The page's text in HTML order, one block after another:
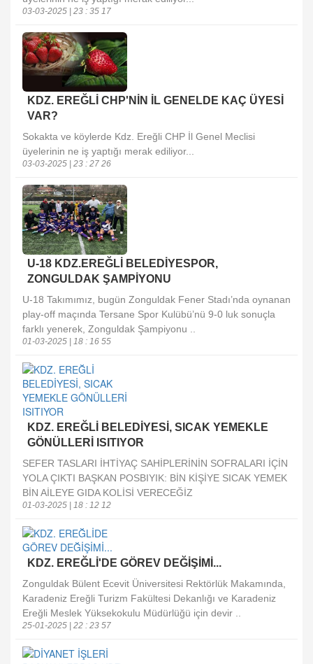
03-03-2025 | 23 : 35 17
KDZ. EREĞLİ CHP'NİN İL GENELDE KAÇ ÜYESİ
VAR?
Sokakta ve köylerde Kdz. Ereğli CHP İl Genel Meclisi
üyelerinin ne iş yaptığı merak ediliyor...
03-03-2025 | 23 : 27 26
U-18 KDZ.EREĞLİ BELEDİYESPOR,
ZONGULDAK ŞAMPİYONU
U-18 Takımımız, bugün Zonguldak Fener Stadı’nda oynanan
play-off maçında Tersane Spor Kulübü’nü 9-0 luk sonuçla
farklı yenerek, Zonguldak Şampiyonu ..
01-03-2025 | 18 : 16 55
KDZ. EREĞLİ BELEDİYESİ, SICAK YEMEKLE
GÖNÜLLERİ ISITIYOR
SEFER TASLARI İHTİYAÇ SAHİPLERİNİN SOFRALARI İÇİN
YOLA ÇIKTI BAŞKAN POSBIYIK: BİN KİŞİYE SICAK YEMEK
BİN AİLEYE GIDA KOLİSİ VERECEĞİZ
01-03-2025 | 18 : 12 12
KDZ. EREĞLİ'DE GÖREV DEĞİŞİMİ...
Zonguldak Bülent Ecevit Üniversitesi Rektörlük Makamında,
Karadeniz Ereğli Turizm Fakültesi Dekanlığı ve Karadeniz
Ereğli Meslek Yüksekokulu Müdürlüğü için devir ..
25-01-2025 | 22 : 23 57